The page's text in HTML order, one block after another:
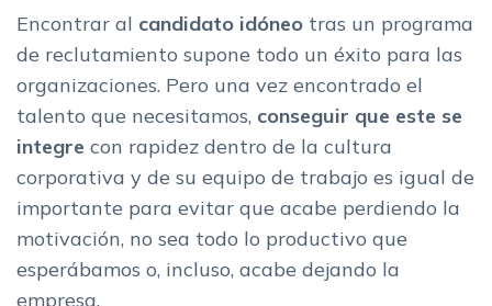
Aplicaciones para el empleado
Aplicaciones para RRHH
Ventajas del software de onboarding de empleados
Software de Offboarding
El mejor software de onboarding de empleados para tu
empresa
Encontrar al candidato idóneo tras un programa
de reclutamiento supone todo un éxito para las
organizaciones. Pero una vez encontrado el
talento que necesitamos, conseguir que este se
integre con rapidez dentro de la cultura
corporativa y de su equipo de trabajo es igual de
importante para evitar que acabe perdiendo la
motivación, no sea todo lo productivo que
esperábamos o, incluso, acabe dejando la
empresa.